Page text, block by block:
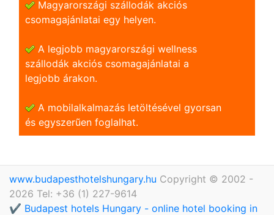
Magyarországi szállodák akciós
csomagajánlatai egy helyen.
A legjobb magyarországi wellness
szállodák akciós csomagajánlatai a
legjobb árakon.
A mobilalkalmazás letöltésével gyorsan
és egyszerũen foglalhat.
www.budapesthotelshungary.hu Copyright © 2002 -
2026 Tel: +36 (1) 227-9614
✔️ Budapest hotels Hungary - online hotel booking in